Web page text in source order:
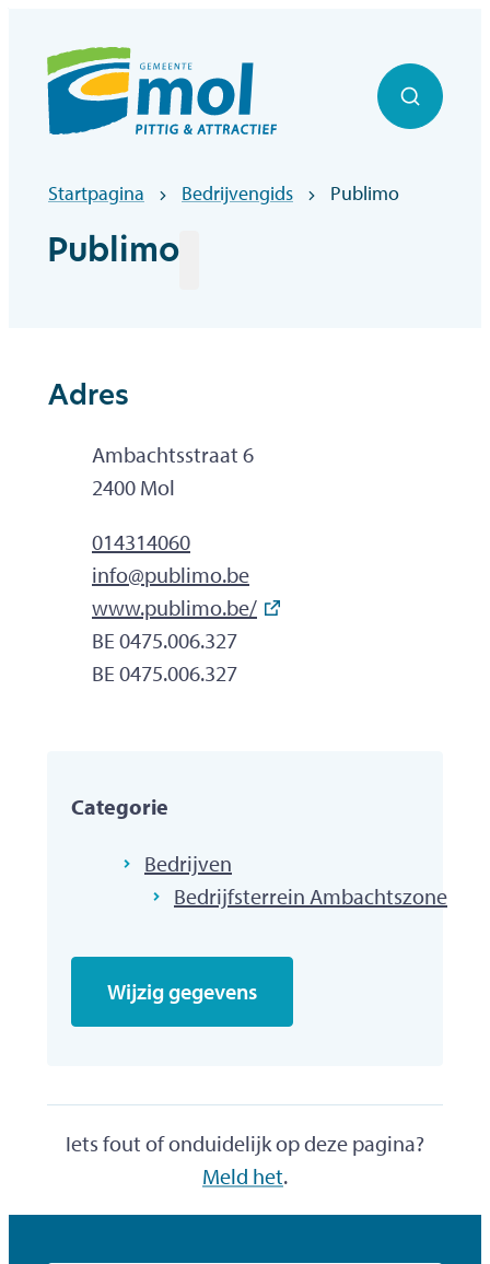
Officiële website gemeentebestuur Mol
Zoek
Startpagina Bedrijvengids Publimo
Publimo
Adres
AdresAmbachtsstraat 6
,2400 Mol
014314060
E-mailadres
info@publimo.be
Websitewww.publimo.be/
Ondernemingsnummer
BE 0475.006.327
BTW nr.BE 0475.006.327
Categorie
Bedrijven
Bedrijfsterrein Ambachtszone
Wijzig gegevens
Iets fout of onduidelijk op deze pagina?
Meld het.